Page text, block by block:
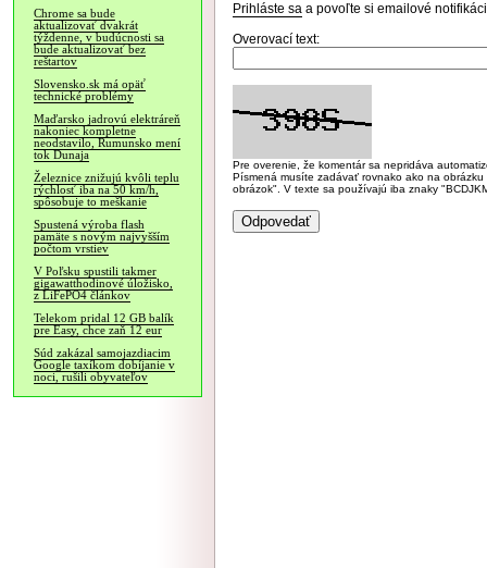
Chrome sa bude
aktualizovať dvakrát
týždenne, v budúcnosti sa
bude aktualizovať bez
reštartov
Slovensko.sk má opäť
technické problémy
Maďarsko jadrovú elektráreň
nakoniec kompletne
neodstavilo, Rumunsko mení
tok Dunaja
Železnice znižujú kvôli teplu
rýchlosť iba na 50 km/h,
spôsobuje to meškanie
Spustená výroba flash
pamäte s novým najvyšším
počtom vrstiev
V Poľsku spustili takmer
gigawatthodinové úložisko,
z LiFePO4 článkov
Telekom pridal 12 GB balík
pre Easy, chce zaň 12 eur
Súd zakázal samojazdiacim
Google taxíkom dobíjanie v
noci, rušili obyvateľov
Prihláste sa a povoľte si emailové
Overovací text:
Pre overenie, že komentár sa nepridáva
Písmená musíte zadávať rovnako ako na
obrázok". V texte sa používajú iba znaky